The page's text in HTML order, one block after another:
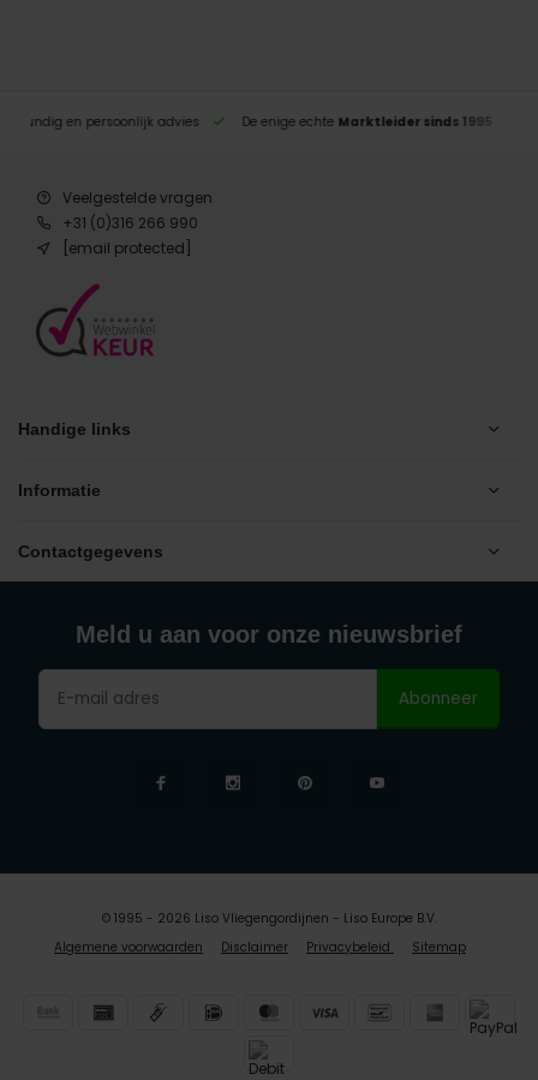
en persoonlijk advies De enige echte Marktleider sinds 1995
Veelgestelde vragen
+31 (0)316 266 990
[email protected]
Handige links
Informatie
Contactgegevens
Meld u aan voor onze nieuwsbrief
Abonneer
Algemene voorwaarden Disclaimer Privacybeleid Sitemap
© 1995 - 2026 Liso Vliegengordijnen - Liso Europe B.V.